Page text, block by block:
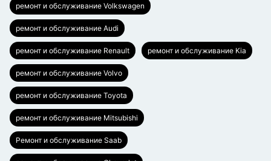
ремонт и обслуживание Volkswagen
ремонт и обслуживание Audi
ремонт и обслуживание Renault ремонт и обслуживание Kia
ремонт и обслуживание Volvo
ремонт и обслуживание Toyota
ремонт и обслуживание Mitsubishi
Ремонт и обслуживание Saab